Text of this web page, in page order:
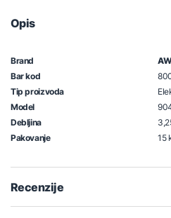
Opis
Brand
Bar kod
Tip proizvoda
Model
Debljina
Pakovanje
15
Recenzije